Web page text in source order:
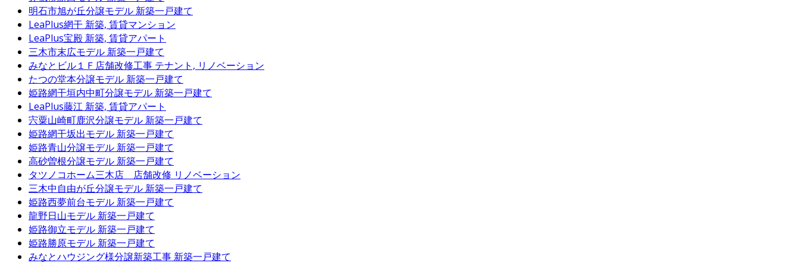
明石市旭が丘分譲モデル 新築一戸建て
LeaPlus網干 新築, 賃貸マンション
LeaPlus宝殿 新築, 賃貸アパート
三木市末広モデル 新築一戸建て
みなとビル１Ｆ店舗改修工事 テナント, リノベーション
たつの堂本分譲モデル 新築一戸建て
姫路網干垣内中町分譲モデル 新築一戸建て
LeaPlus藤江 新築, 賃貸アパート
宍粟山崎町鹿沢分譲モデル 新築一戸建て
姫路網干坂出モデル 新築一戸建て
姫路青山分譲モデル 新築一戸建て
高砂曽根分譲モデル 新築一戸建て
タツノコホーム三木店 店舗改修 リノベーション
三木中自由が丘分譲モデル 新築一戸建て
姫路西夢前台モデル 新築一戸建て
龍野日山モデル 新築一戸建て
姫路御立モデル 新築一戸建て
姫路勝原モデル 新築一戸建て
みなとハウジング様分譲新築工事 新築一戸建て